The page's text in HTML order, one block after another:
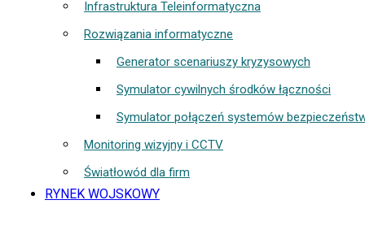
Infrastruktura Teleinformatyczna
Rozwiązania informatyczne
Generator scenariuszy kryzysowych
Symulator cywilnych środków łączności
Symulator połączeń systemów
Monitoring wizyjny i CCTV
Światłowód dla firm
RYNEK WOJSKOWY